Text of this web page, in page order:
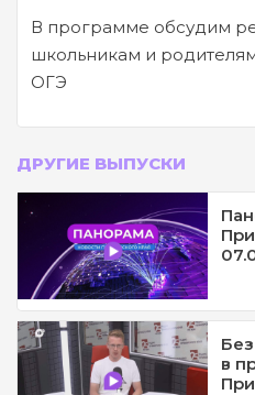
В программе обсудим
школьникам и
ОГЭ
ДРУГИЕ ВЫПУСКИ
в